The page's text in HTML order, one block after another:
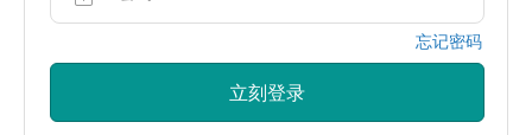
忘记密码
立刻登录